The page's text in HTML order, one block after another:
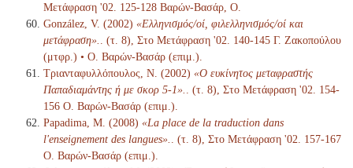
Μετάφραση '02. 125-128 Βαρών-Βασάρ, Ο.
González, V. (2002) «Ελληνισμός/οί, φιλελληνισμός/οί και
μετάφραση».
. (τ. 8), Στο Μετάφραση '02. 140-145 Γ. Ζακοπούλου
(μτφρ.) • Ο. Βαρών-Βασάρ (επιμ.).
Τριανταφυλλόπουλος, Ν. (2002) «Ο ευκίνητος μεταφραστής
Παπαδιαμάντης ή με σκορ 5-1».
. (τ. 8), Στο Μετάφραση '02. 154-
156 Ο. Βαρών-Βασάρ (επιμ.).
Papadima, M. (2008) «La place de la traduction dans
l'enseignement des langues».
. (τ. 8), Στο Μετάφραση '02. 157-167
Ο. Βαρών-Βασάρ (επιμ.).